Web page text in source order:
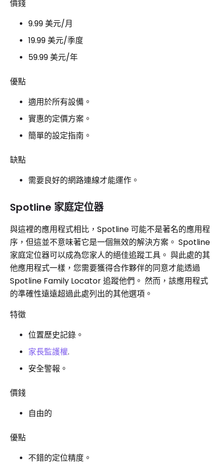
價錢
9.99 美元/月
19.99 美元/季度
59.99 美元/年
優點
適用於所有設備。
實惠的定價方案。
簡單的設定指南。
缺點
需要良好的網路連線才能運作。
Spotline 家庭定位器
與這裡的應用程式相比，Spotline 可能不是著名的應用程
序，但這並不意味著它是一個無效的解決方案。 Spotline
家庭定位器可以成為您家人的絕佳追蹤工具。 與此處的其
他應用程式一樣，您需要獲得合作夥伴的同意才能透過
Spotline Family Locator 追蹤他們。 然而，該應用程式
的準確性遠遠超過此處列出的其他選項。
特徵
位置歷史記錄。
家長監護權.
安全警報。
價錢
自由的
優點
不錯的定位精度。